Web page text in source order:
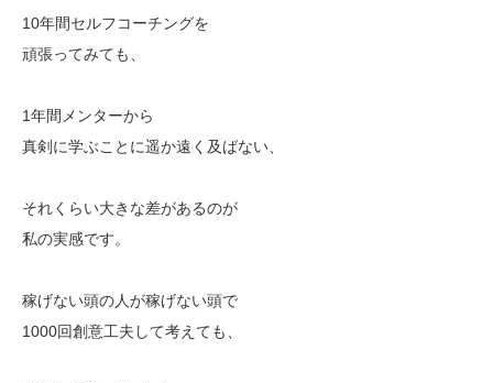
10年間セルフコーチングを
頑張ってみても、
1年間メンターから
真剣に学ぶことに遥か遠く及ばない、
それくらい大きな差があるのが
私の実感です。
稼げない頭の人が稼げない頭で
1000回創意工夫して考えても、